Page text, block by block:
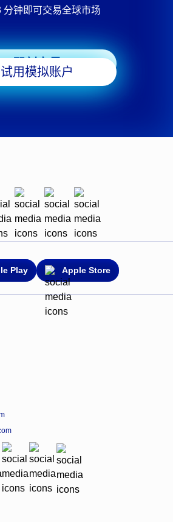
分钟即可交易全球市场
即刻交易
试用模拟账户
Play Apple Store